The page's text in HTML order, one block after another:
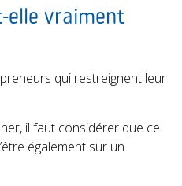
elle vraiment
qui restreignent leur
il faut considérer que ce
également sur un